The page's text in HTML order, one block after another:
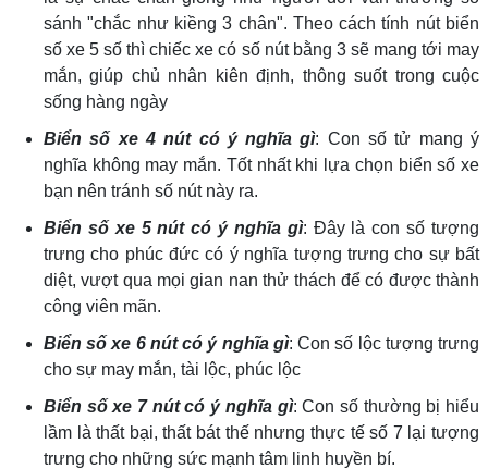
sánh "chắc như kiềng 3 chân". Theo cách tính nút biển
số xe 5 số thì chiếc xe có số nút bằng 3 sẽ mang tới may
mắn, giúp chủ nhân kiên định, thông suốt trong cuộc
sống hàng ngày
Biển số xe 4 nút có ý nghĩa gì: Con số tử mang ý
nghĩa không may mắn. Tốt nhất khi lựa chọn biển số xe
bạn nên tránh số nút này ra.
Biển số xe 5 nút có ý nghĩa gì: Đây là con số tượng
trưng cho phúc đức có ý nghĩa tượng trưng cho sự bất
diệt, vượt qua mọi gian nan thử thách để có được thành
công viên mãn.
Biển số xe 6 nút có ý nghĩa gì: Con số lộc tượng trưng
cho sự may mắn, tài lộc, phúc lộc
Biển số xe 7 nút có ý nghĩa gì: Con số thường bị hiểu
lầm là thất bại, thất bát thế nhưng thực tế số 7 lại tượng
trưng cho những sức mạnh tâm linh huyền bí.